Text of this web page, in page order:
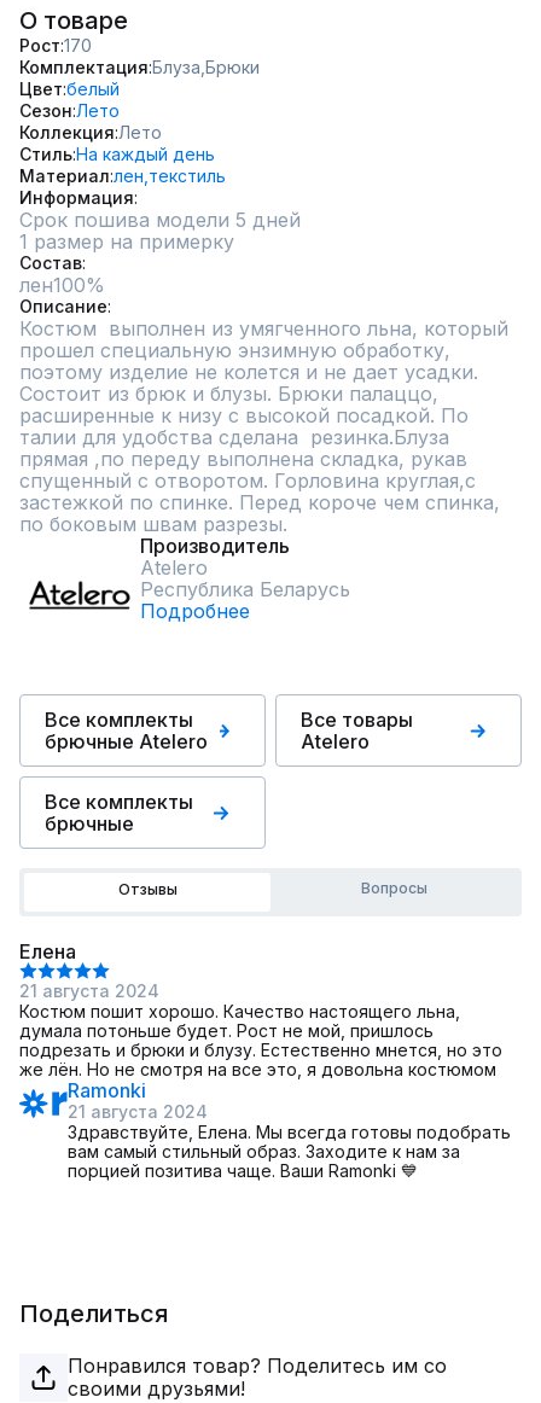
О товаре
Рост 170
Комплектация Блуза, Брюки
Цвет белый
Сезон Лето
Коллекция Лето
СтильНа каждый день
Материал лен, текстиль
Информация
Срок пошива модели 5 дней
1 размер на примерку
Состав
лен100%
Описание
Костюм  выполнен из умягченного льна, который
прошел специальную энзимную обработку,
поэтому изделие не колется и не дает усадки.
Состоит из брюк и блузы. Брюки палаццо,
расширенные к низу с высокой посадкой. По
талии для удобства сделана  резинка.Блуза
прямая ,по переду выполнена складка, рукав
спущенный с отворотом. Горловина круглая,с
застежкой по спинке. Перед короче чем спинка,
по боковым швам разрезы.
Производитель
Atelero
Республика Беларусь
Подробнее
Все комплекты
брючные Atelero
Все товары
Atelero
Все комплекты
брючные
Отзывы Вопросы
Елена
21 августа 2024
Костюм пошит хорошо. Качество настоящего льна,
думала потоньше будет. Рост не мой, пришлось
подрезать и брюки и блузу. Естественно мнется, но это
же лён. Но не смотря на все это, я довольна костюмом
Ramonki
21 августа 2024
Здравствуйте, Елена. Мы всегда готовы подобрать
вам самый стильный образ. Заходите к нам за
порцией позитива чаще. Ваши Ramonki 💙
Поделиться
Понравился товар? Поделитесь им со
своими друзьями!